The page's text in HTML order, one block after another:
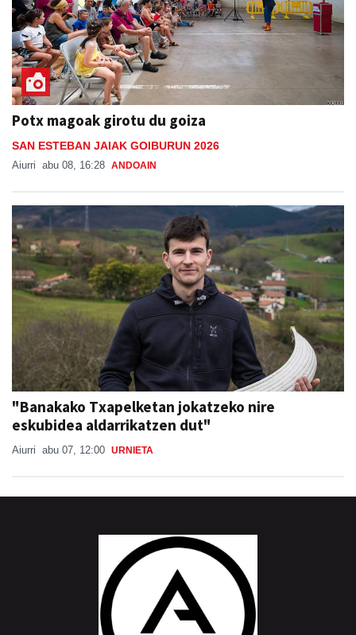
Potx magoak girotu du goiza
SAN ESTEBAN JAIAK GOIBURUN 2026
Aiurri abu 08, 16:28 ANDOAIN
"Banakako Txapelketan jokatzeko nire
eskubidea aldarrikatzen dut"
Aiurri abu 07, 12:00 URNIETA